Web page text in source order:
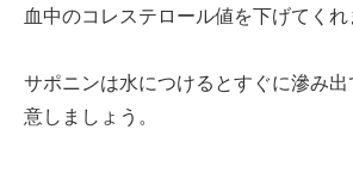
血中のコレステロール値を下げてくれ
サポニンは水につけるとすぐに滲み
意しましょう。